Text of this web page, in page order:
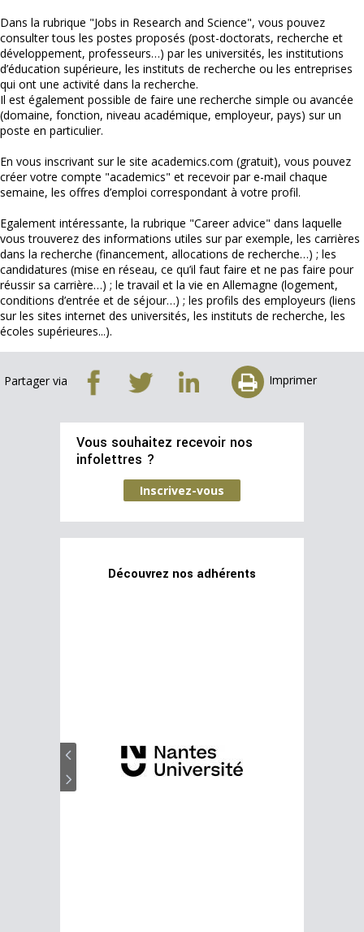
Dans la rubrique "Jobs in Research and Science", vous pouvez
consulter tous les postes proposés (post-doctorats, recherche et
développement, professeurs…) par les universités, les institutions
d’éducation supérieure, les instituts de recherche ou les entreprises
qui ont une activité dans la recherche.
Il est également possible de faire une recherche simple ou avancée
(domaine, fonction, niveau académique, employeur, pays) sur un
poste en particulier.
En vous inscrivant sur le site academics.com (gratuit), vous pouvez
créer votre compte "academics" et recevoir par e-mail chaque
semaine, les offres d’emploi correspondant à votre profil.
Egalement intéressante, la rubrique "Career advice" dans laquelle
vous trouverez des informations utiles sur par exemple, les carrières
dans la recherche (financement, allocations de recherche…) ; les
candidatures (mise en réseau, ce qu’il faut faire et ne pas faire pour
réussir sa carrière…) ; le travail et la vie en Allemagne (logement,
conditions d’entrée et de séjour…) ; les profils des employeurs (liens
sur les sites internet des universités, les instituts de recherche, les
écoles supérieures...).
Partager via Imprimer
Vous souhaitez recevoir nos
infolettres ?
Inscrivez-vous
Découvrez nos adhérents